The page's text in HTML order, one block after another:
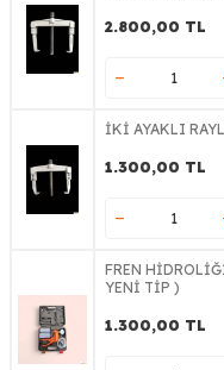
2.800,00 TL
İKİ AYAKLI
1.300,00 TL
FREN
YENİ TİP )
1.300,00 TL